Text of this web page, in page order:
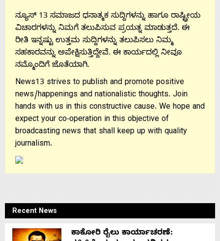
ನ್ಯೂಸ್ 13 ಸಮಾಜದ ಧನಾತ್ಮಕ ಸುದ್ದಿಗಳನ್ನು ಹಾಗೂ ರಾಷ್ಟ್ರೀಯ
ವಿಚಾರಗಳನ್ನು ನಿಮಗೆ ತಲುಪಿಸುವ ಪ್ರಯತ್ನ ಮಾಡುತ್ತದೆ. ಈ
ರೀತಿ ಇನ್ನಷ್ಟು ಉತ್ತಮ ಸುದ್ದಿಗಳನ್ನು ತಲುಪಿಸಲು ನಿಮ್ಮ
ಸಹಕಾರವನ್ನು ಅಪೇಕ್ಷಿಸುತ್ತಿದ್ದೇವೆ. ಈ ಕಾರ್ಯದಲ್ಲಿ ನೀವೂ
ನಮ್ಮೊಂದಿಗೆ ಜೊತೆಯಾಗಿ.
News13 strives to publish and promote positive
news/happenings and nationalistic thoughts. Join
hands with us in this constructive cause. We hope and
expect your co-operation in this objective of
broadcasting news that shall keep up with quality
journalism.
Recent News
ಕಾಕೋರಿ ರೈಲು ಕಾರ್ಯಾಚರಣೆ: